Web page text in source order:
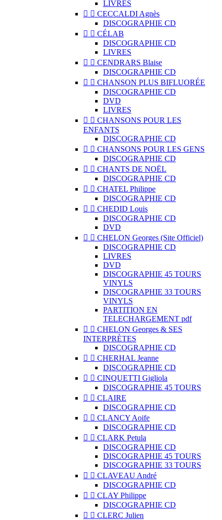
LIVRES
  CECCALDI Agnès
DISCOGRAPHIE CD
  CÉLAB
DISCOGRAPHIE CD
LIVRES
  CENDRARS Blaise
DISCOGRAPHIE CD
  CHANSON PLUS BIFLUORÉE
DISCOGRAPHIE CD
DVD
LIVRES
  CHANSONS POUR LES
ENFANTS
DISCOGRAPHIE CD
  CHANSONS POUR LES GENS
DISCOGRAPHIE CD
  CHANTS DE NOËL
DISCOGRAPHIE CD
  CHATEL Philippe
DISCOGRAPHIE CD
  CHEDID Louis
DISCOGRAPHIE CD
DVD
  CHELON Georges (Site Officiel)
DISCOGRAPHIE CD
LIVRES
DVD
DISCOGRAPHIE 45 TOURS
VINYLS
DISCOGRAPHIE 33 TOURS
VINYLS
PARTITION EN
TELECHARGEMENT pdf
  CHELON Georges & SES
INTERPRÈTES
DISCOGRAPHIE CD
  CHERHAL Jeanne
DISCOGRAPHIE CD
  CINQUETTI Gigliola
DISCOGRAPHIE 45 TOURS
  CLAIRE
DISCOGRAPHIE CD
  CLANCY Aoife
DISCOGRAPHIE CD
  CLARK Petula
DISCOGRAPHIE CD
DISCOGRAPHIE 45 TOURS
DISCOGRAPHIE 33 TOURS
  CLAVEAU André
DISCOGRAPHIE CD
  CLAY Philippe
DISCOGRAPHIE CD
  CLERC Julien